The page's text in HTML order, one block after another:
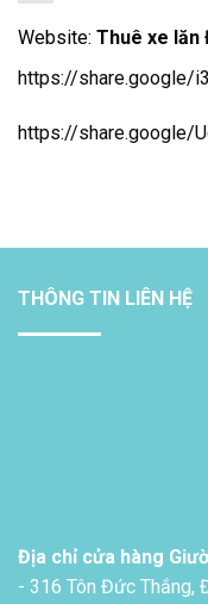
Website: Thuê xe lăn
https://share.google/
https://share.google/
THÔNG TIN LIÊN HỆ
Địa chỉ cửa hàng
- 316 Tôn Đức Thắng,